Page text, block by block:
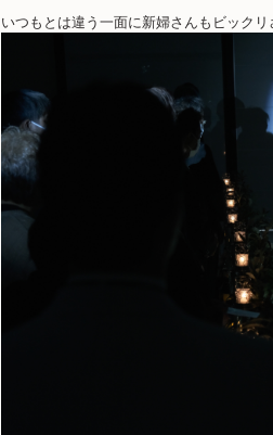
いつもとは違う一面に新婦さんもビック